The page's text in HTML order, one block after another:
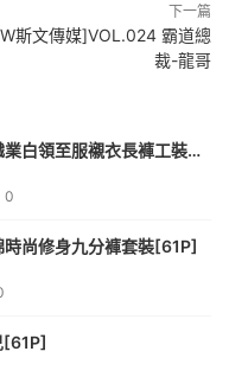
下一篇
斯文傳媒]VOL.024 霸道總
裁-龍哥
白領至服襯衣長褲工裝
0
尚修身九分褲套裝[61P]
[61P]